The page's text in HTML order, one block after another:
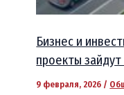
Бизнес и
проекты
9 февраля, 2026 /